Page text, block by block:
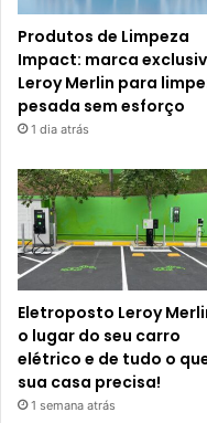
Produtos de Limpeza
Impact: marca
Leroy Merlin para
pesada sem esforço
1 dia atrás
Eletroposto Leroy
o lugar do seu carro
elétrico e de tudo o
sua casa precisa!
1 semana atrás